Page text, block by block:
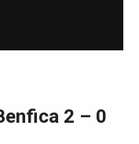
2 – 0